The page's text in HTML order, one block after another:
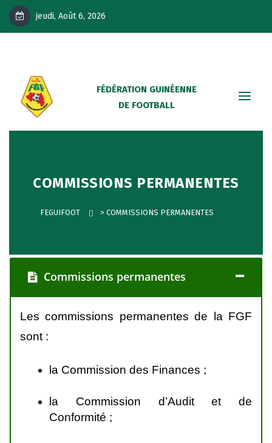
jeudi, Août 6, 2026
FÉDÉRATION GUINÉENNE
DE FOOTBALL
COMMISSIONS PERMANENTES
FEGUIFOOT > COMMISSIONS PERMANENTES
Commissions permanentes
Les commissions permanentes de la FGF
sont :
la Commission des Finances ;
la Commission d’Audit et de
Conformité ;